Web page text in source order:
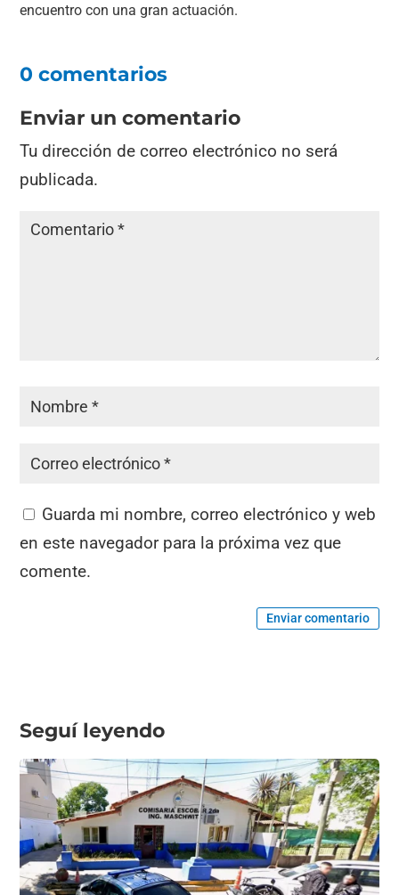
encuentro con una gran actuación.
0 comentarios
Enviar un comentario
Tu dirección de correo electrónico no será
publicada.
Guarda mi nombre, correo electrónico y web
en este navegador para la próxima vez que
comente.
Enviar comentario
Seguí leyendo